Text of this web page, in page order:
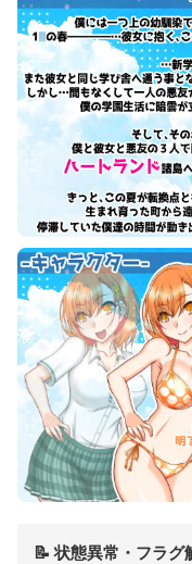
📝 状態異常・フラグ